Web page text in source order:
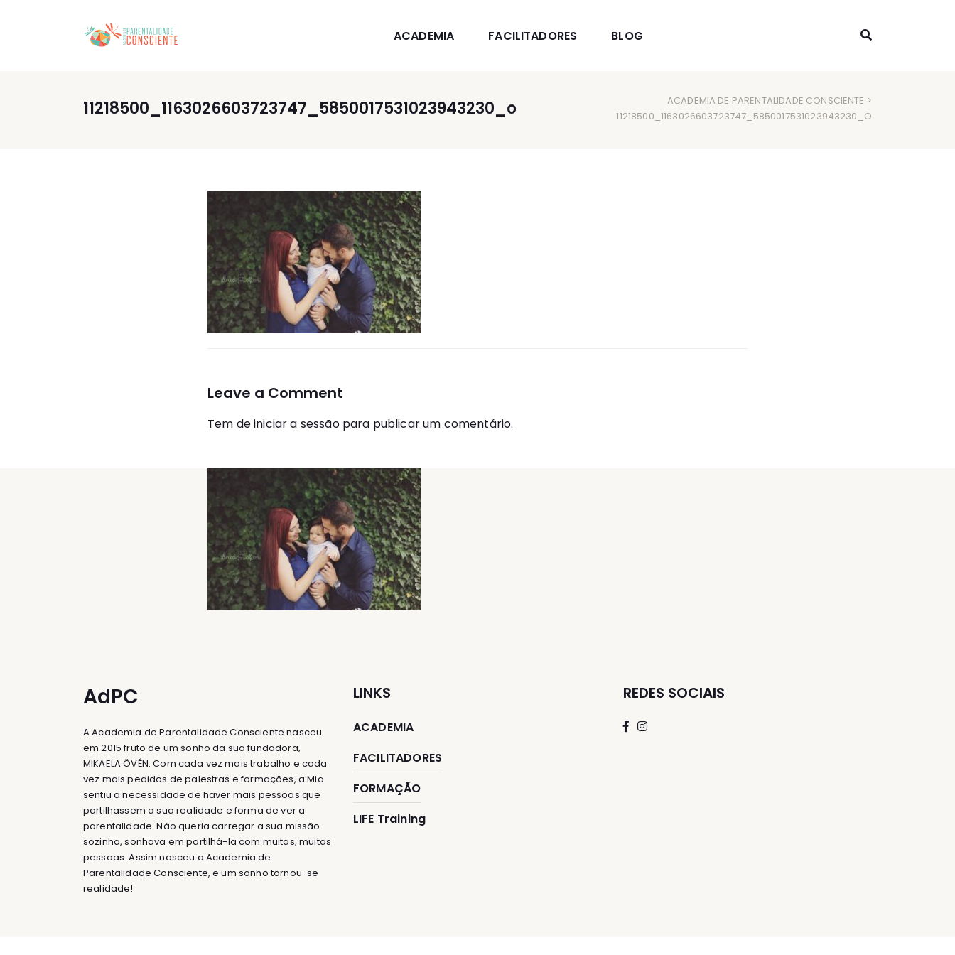
ACADEMIA FACILITADORES BLOG
11218500_1163026603723747_5850017531023943230_o ACADEMIA DE PARENTALIDADE CONSCIENTE >
11218500_1163026603723747_5850017531023943230_O
Leave a Comment
Tem deiniciar a sessãopara publicar um comentário.
AdPC
A Academia de Parentalidade Consciente nasceu
em 2015 fruto de um sonho da sua fundadora,
MIKAELA ÖVÉN. Com cada vez mais trabalho e cada
vez mais pedidos de palestras e formações, a Mia
sentiu a necessidade de haver mais pessoas que
partilhassem a sua realidade e forma de ver a
parentalidade. Não queria carregar a sua missão
sozinha, sonhava em partilhá-la com muitas, muitas
pessoas. Assim nasceu a Academia de
Parentalidade Consciente, e um sonho tornou-se
realidade!
LINKS
ACADEMIA
FACILITADORES
FORMAÇÃO
LIFE Training
REDES SOCIAIS